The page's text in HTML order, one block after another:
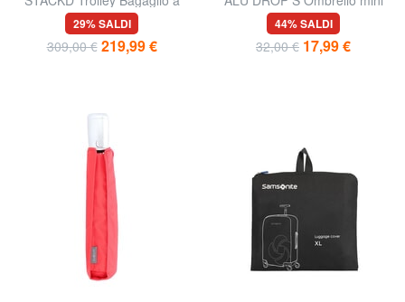
Mano
29% SALDI
309,00 € 219,99 €
44% SALDI
32,00 € 17,99 €